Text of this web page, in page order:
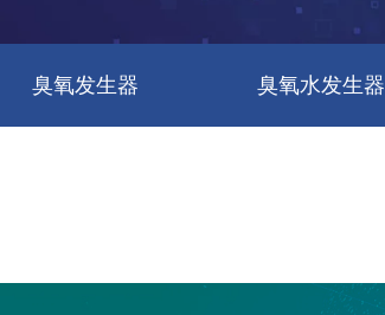
臭氧发生器 臭氧水发生器